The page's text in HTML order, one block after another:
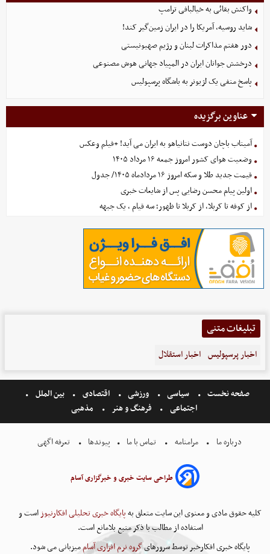
واکنش بقائی به خیالبافی ترامپ
شاید روسیه، آمریکا را در ایران زمین‌گیر کند!
دور هفتم مذاکرات لبنان و رژیم صهیونیستی
درخشش جوانان ایران در المپیاد جهانی هوش مصنوعی
پاسخ منفی یک لژیونر به باشگاه پرسپولیس
عناوین برگزیده
آمیتاب باچان دوست نتانیاهو به ایران می آید! +فیلم وعکس
وضعیت هوای کشور امروز جمعه ۱۶ مرداد ۱۴۰۵
قیمت جدید طلا و سکه امروز ۱۶ مردادماه ۱۴۰۵/ جدول
اولین پیام محسن رضایی پس از شایعات خبری
از کوفه تا کربلا، از کربلا تا ظهور؛ سه قیام ، یک جبهه
تبلیغات متنی
اخبار پرسپولیس اخبار استقلال
صفحه نخست سیاسی ورزشی اقتصادی
بین الملل
اجتماعی
فرهنگ و هنر مذهبی
درباره ما مرامنامه تماس با ما پیوندها تعرفه اگهی
طراحی سایت خبری و خبرگزاری آسام
کلیه حقوق مادی و معنوی این سایت متعلق بهپایگاه خبری تحلیلی افکارنیوزاست و
استفاده از مطالب با ذکر منبع بلامانع است.
پایگاه خبری افکارخبر توسط سرورهایگروه نرم افزاری آساممیزبانی می شود.